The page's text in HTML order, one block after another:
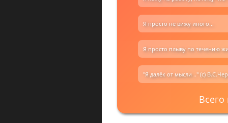
Я просто не вижу иного...
Я просто плыву по течению
"Я далёк от мысли .." (с)